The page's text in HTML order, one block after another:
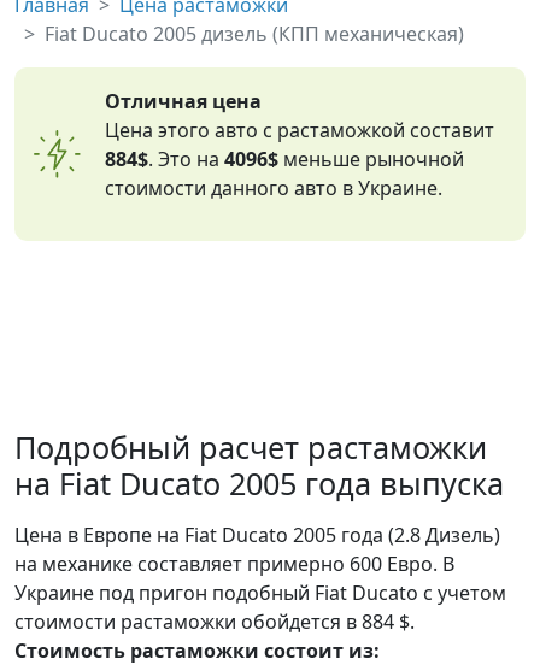
Fiat Ducato 2005 дизель (КПП механическая)
Отличная цена
Цена этого авто с растаможкой составит
884$. Это на4096$ меньше рыночной
стоимости данного авто в Украине.
Подробный расчет растаможки
на Fiat Ducato 2005 года выпуска
Цена в Европе на Fiat Ducato 2005 года (2.8 Дизель)
на механике составляет примерно 600 Евро. В
Украине под пригон подобный Fiat Ducato с учетом
стоимости растаможки обойдется в 884 $.
Стоимость растаможки состоит из: